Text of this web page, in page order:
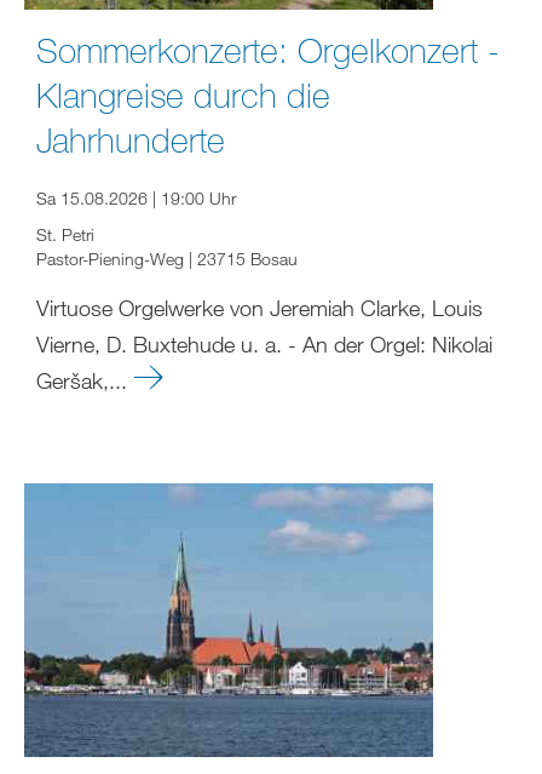
Sommerkonzerte: Orgelkonzert -
Klangreise durch die
Jahrhunderte
Sa 15.08.2026 | 19:00 Uhr
St. Petri
Pastor-Piening-Weg | 23715 Bosau
Virtuose Orgelwerke von Jeremiah Clarke, Louis
Vierne, D. Buxtehude u. a. - An der Orgel: Nikolai
Geršak,...